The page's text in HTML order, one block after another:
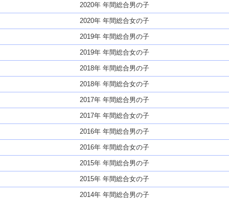
2020年 年間総合男の子
2020年 年間総合女の子
2019年 年間総合男の子
2019年 年間総合女の子
2018年 年間総合男の子
2018年 年間総合女の子
2017年 年間総合男の子
2017年 年間総合女の子
2016年 年間総合男の子
2016年 年間総合女の子
2015年 年間総合男の子
2015年 年間総合女の子
2014年 年間総合男の子